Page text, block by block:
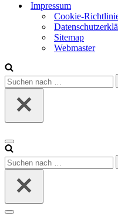
Impressum
Cookie-
Sitemap
Webmaster
Suchen
nach …
Navigationsmenü
Suchen
nach …
Navigationsmenü